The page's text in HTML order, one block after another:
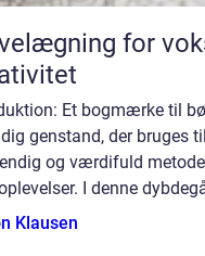
for
Et bogmærke til
genstand, der bruges
og værdifuld
I denne
Klausen